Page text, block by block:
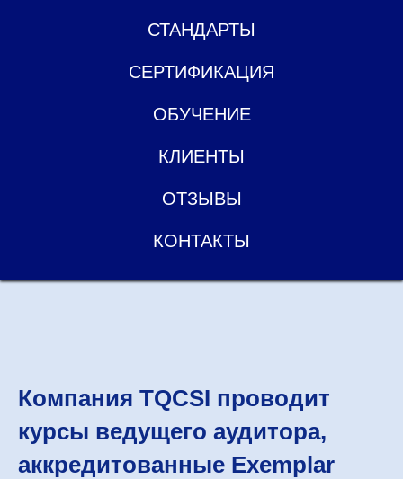
СТАНДАРТЫ
СЕРТИФИКАЦИЯ
ОБУЧЕНИЕ
КЛИЕНТЫ
ОТЗЫВЫ
КОНТАКТЫ
Компания TQCSI проводит
курсы ведущего аудитора,
аккредитованные Exemplar